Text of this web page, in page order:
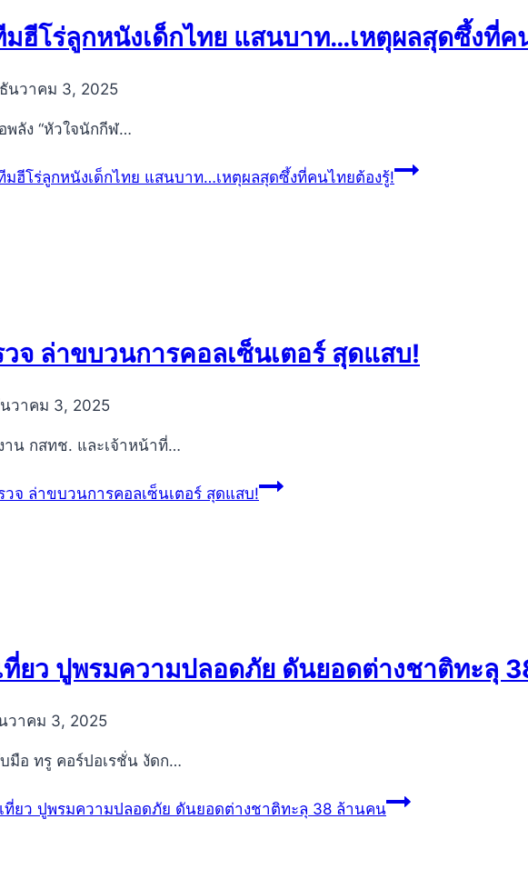
ฮีโร่ลูกหนังเด็กไทย แสนบาท…เหตุผลสุดซึ้งที่ค
ธันวาคม 3, 2025
พลัง “หัวใจนักกีฬ…
ฮีโร่ลูกหนังเด็กไทย แสนบาท…เหตุผลสุดซึ้งที่คนไทยต้องรู้!
จ ล่าขบวนการคอลเซ็นเตอร์ สุดแสบ!
วาคม 3, 2025
าน กสทช. และเจ้าหน้าที่…
จ ล่าขบวนการคอลเซ็นเตอร์ สุดแสบ!
ที่ยว ปูพรมความปลอดภัย ดันยอดต่างชาติทะลุ
วาคม 3, 2025
มือ ทรู คอร์ปอเรชั่น งัดก…
ที่ยว ปูพรมความปลอดภัย ดันยอดต่างชาติทะลุ 38 ล้านคน